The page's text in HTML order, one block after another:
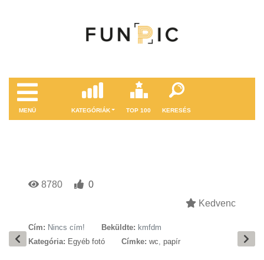
MENÜ KATEGÓRIÁK TOP 100 KERESÉS
8780
0
Kedvenc
Cím: Nincs cím! Beküldte: kmfdm
Kategória: Egyéb fotó Címke: wc, papír